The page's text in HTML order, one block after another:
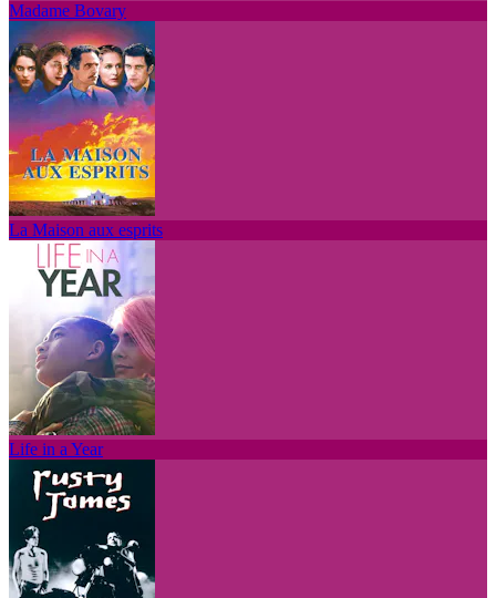
Madame Bovary
La Maison aux esprits
Life in a Year